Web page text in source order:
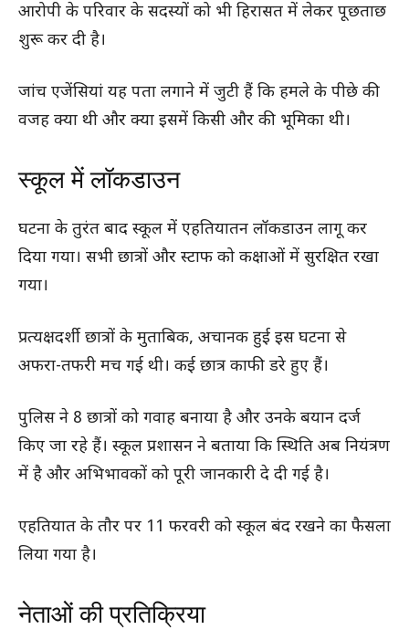
आरोपी के परिवार के सदस्यों को भी हिरासत में लेकर पूछताछ
शुरू कर दी है।
जांच एजेंसियां यह पता लगाने में जुटी हैं कि हमले के पीछे की
वजह क्या थी और क्या इसमें किसी और की भूमिका थी।
स्कूल में लॉकडाउन
घटना के तुरंत बाद स्कूल में एहतियातन लॉकडाउन लागू कर
दिया गया। सभी छात्रों और स्टाफ को कक्षाओं में सुरक्षित रखा
गया।
प्रत्यक्षदर्शी छात्रों के मुताबिक, अचानक हुई इस घटना से
अफरा-तफरी मच गई थी। कई छात्र काफी डरे हुए हैं।
पुलिस ने 8 छात्रों को गवाह बनाया है और उनके बयान दर्ज
किए जा रहे हैं। स्कूल प्रशासन ने बताया कि स्थिति अब नियंत्रण
में है और अभिभावकों को पूरी जानकारी दे दी गई है।
एहतियात के तौर पर 11 फरवरी को स्कूल बंद रखने का फैसला
लिया गया है।
नेताओं की प्रतिक्रिया